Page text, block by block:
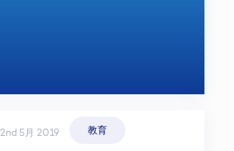
2nd 5月 2019 教育